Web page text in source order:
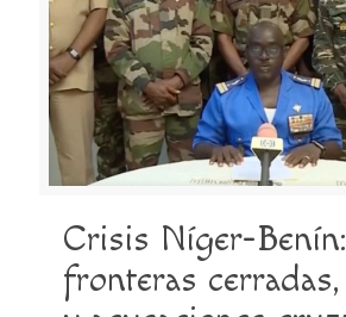
Crisis Níger-Benín:
fronteras